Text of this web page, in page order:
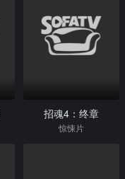
招魂4：终章
惊悚片